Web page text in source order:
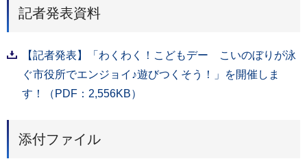
記者発表資料
【記者発表】「わくわく！こどもデー こいのぼりが泳
ぐ市役所でエンジョイ♪遊びつくそう！」を開催しま
す！（PDF：2,556KB）
添付ファイル